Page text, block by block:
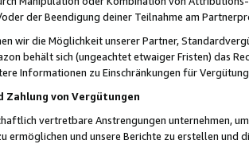
der Beendigung deiner Teilnahme am
wir die Möglichkeit unserer Partner,
behält sich (ungeachtet etwaiger Fristen) das
Informationen zu Einschränkungen für
Zahlung von Vergütungen
vertretbare Anstrengungen unternehmen,
ermöglichen und unsere Berichte zu erstellen und